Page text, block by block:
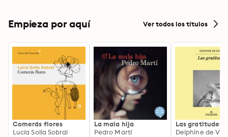
Empieza por aquí Ver todos los títulos
Comerás flores
Lucía Solla Sobral
La mala hija
Pedro Martí
Las gratitudes
Delphine de